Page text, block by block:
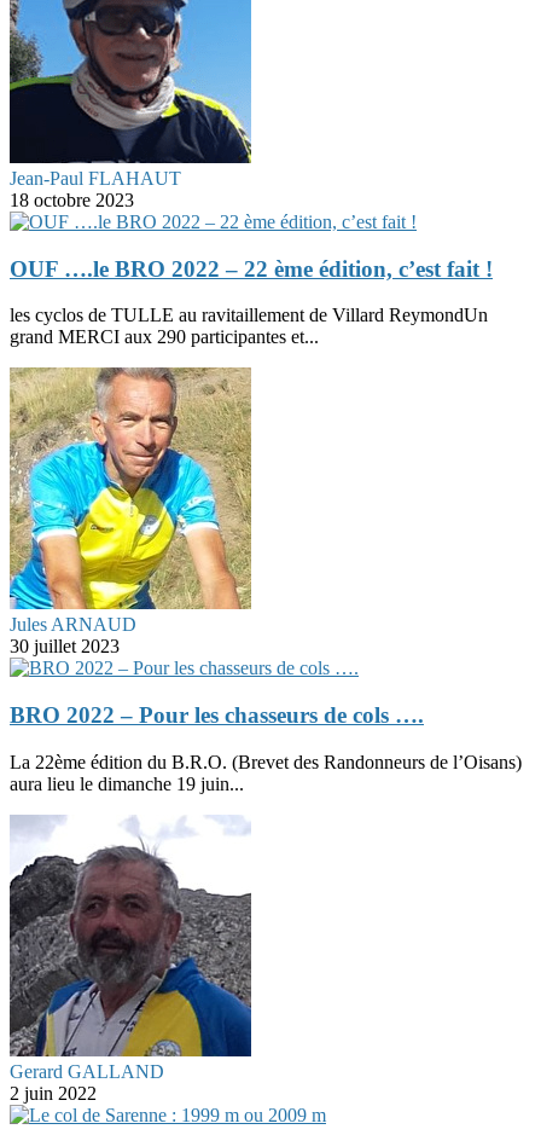
Jean-Paul FLAHAUT
18 octobre 2023
OUF ….le BRO 2022 – 22 ème édition, c’est fait !
les cyclos de TULLE au ravitaillement de Villard ReymondUn
grand MERCI aux 290 participantes et...
Jules ARNAUD
30 juillet 2023
BRO 2022 – Pour les chasseurs de cols ….
La 22ème édition du B.R.O. (Brevet des Randonneurs de l’Oisans)
aura lieu le dimanche 19 juin...
Gerard GALLAND
2 juin 2022